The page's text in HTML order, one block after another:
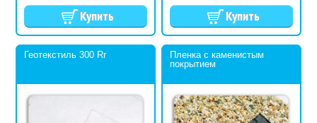
Геотекстиль 300 Rr
Пленка с каменистым
покрытием